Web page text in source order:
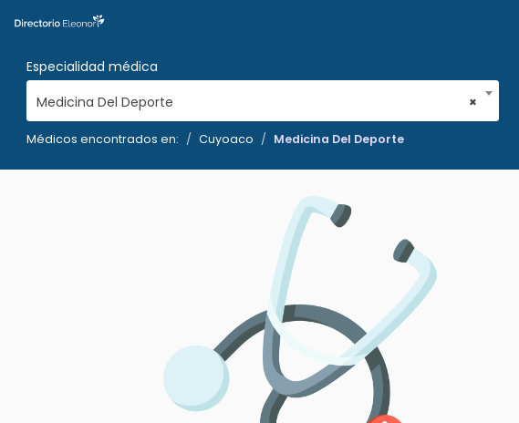
Especialidad médica
×
Medicina Del Deporte
Médicos encontrados en: Cuyoaco Medicina Del Deporte